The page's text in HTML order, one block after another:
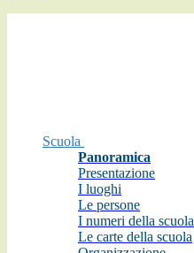
Scuola
Panoramica
Presentazione
I luoghi
Le persone
I numeri della scuola
Le carte della scuola